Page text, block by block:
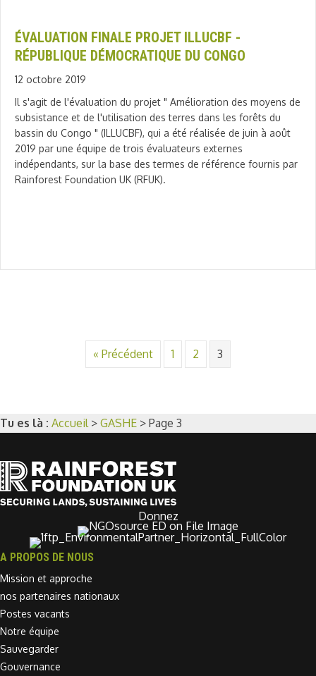
ÉVALUATION FINALE PROJET ILLUCBF -
RÉPUBLIQUE DÉMOCRATIQUE DU CONGO
12 octobre 2019
Il s'agit de l'évaluation du projet " Amélioration des moyens de
subsistance et de l'utilisation des terres dans les forêts du
bassin du Congo " (ILLUCBF), qui a été réalisée de juin à août
2019 par une équipe de trois évaluateurs externes
indépendants, sur la base des termes de référence fournis par
Rainforest Foundation UK (RFUK).
« Précédent 1 2 3
Tu es là : Accueil > GASHE > Page 3
Donnez
A PROPOS DE NOUS
Mission et approche
nos partenaires nationaux
Postes vacants
Notre équipe
Sauvegarder
Gouvernance